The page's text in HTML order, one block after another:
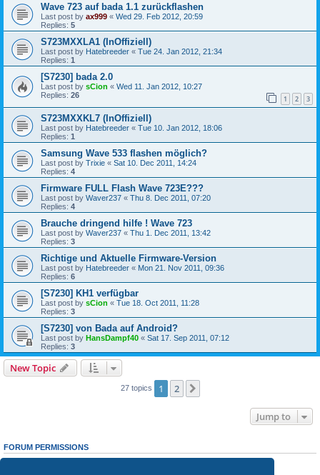
Wave 723 auf bada 1.1 zurückflashen
Last post by ax999 « Wed 29. Feb 2012, 20:59
Replies: 5
S723MXXLA1 (InOffiziell)
Last post by Hatebreeder « Tue 24. Jan 2012, 21:34
Replies: 1
[S7230] bada 2.0
Last post by sCion « Wed 11. Jan 2012, 10:27
Replies: 26 1 2 3
S723MXXKL7 (InOffiziell)
Last post by Hatebreeder « Tue 10. Jan 2012, 18:06
Replies: 1
Samsung Wave 533 flashen möglich?
Last post by Trixie « Sat 10. Dec 2011, 14:24
Replies: 4
Firmware FULL Flash Wave 723E???
Last post by Waver237 « Thu 8. Dec 2011, 07:20
Replies: 4
Brauche dringend hilfe ! Wave 723
Last post by Waver237 « Thu 1. Dec 2011, 13:42
Replies: 3
Richtige und Aktuelle Firmware-Version
Last post by Hatebreeder « Mon 21. Nov 2011, 09:36
Replies: 6
[S7230] KH1 verfügbar
Last post by sCion « Tue 18. Oct 2011, 11:28
Replies: 3
[S7230] von Bada auf Android?
Last post by HansDampf40 « Sat 17. Sep 2011, 07:12
Replies: 3
New Topic
27 topics 1 2
Jump to
FORUM PERMISSIONS